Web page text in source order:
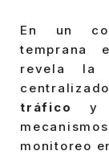
En un
temprana
revela la
tráficoy
monitoreo